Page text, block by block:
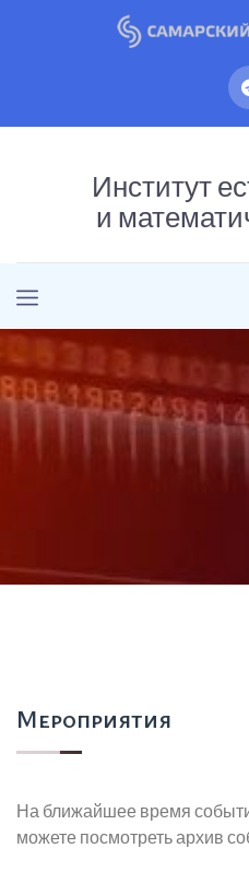
Институт
и
Мероприятия
На ближайшее время
можете посмотреть архив